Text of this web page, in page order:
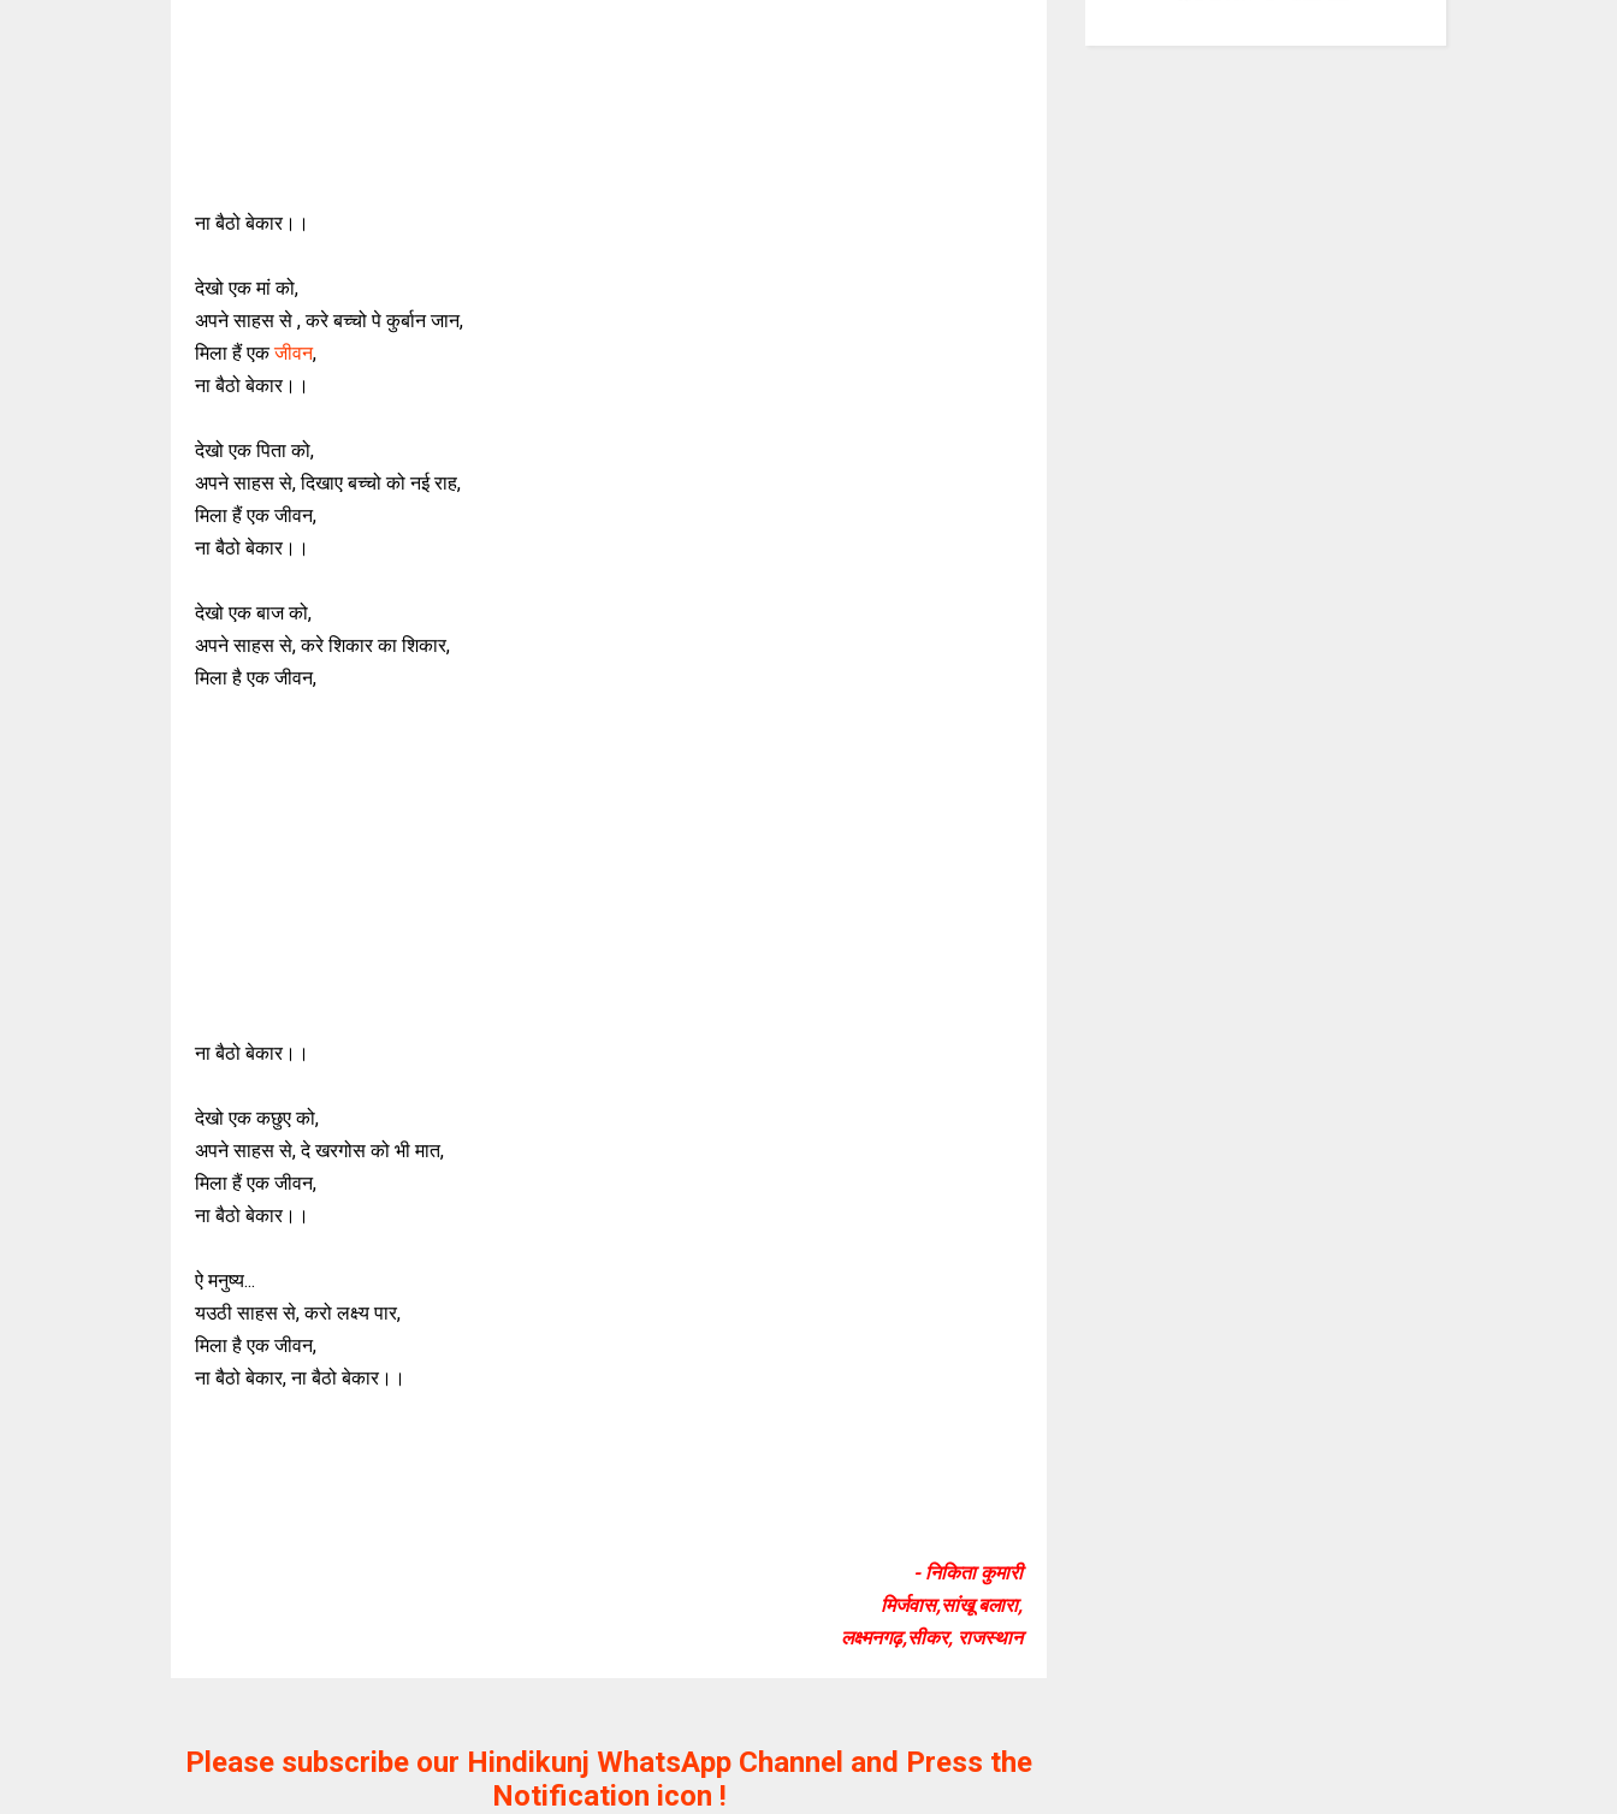
ना बैठो बेकार।।
देखो एक मां को,
अपने साहस से , करे बच्चो पे कुर्बान जान,
मिला हैं एकजीवन,
ना बैठो बेकार।।
देखो एक पिता को,
अपने साहस से, दिखाए बच्चो को नई राह,
मिला हैं एक जीवन,
ना बैठो बेकार।।
देखो एक बाज को,
अपने साहस से, करे शिकार का शिकार,
मिला है एक जीवन,
ना बैठो बेकार।।
देखो एक कछुए को,
अपने साहस से, दे खरगोस को भी मात,
मिला हैं एक जीवन,
ना बैठो बेकार।।
ऐ मनुष्य...
यउठी साहस से, करो लक्ष्य पार,
मिला है एक जीवन,
ना बैठो बेकार, ना बैठो बेकार।।
- निकिता कुमारी
मिर्जवास,सांखू बलारा,
लक्ष्मनगढ़,सीकर, राजस्थान
Please subscribe our Hindikunj WhatsApp Channel and Press the
Notification icon !